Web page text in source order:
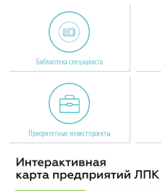
Библиотека специалиста
Приоритетные инвестпроекты